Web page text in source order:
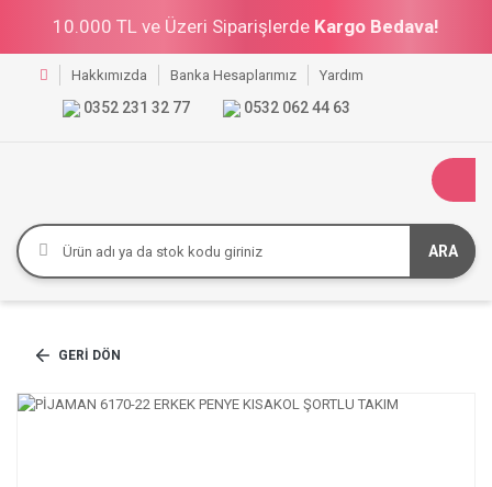
10.000 TL ve Üzeri Siparişlerde Kargo Bedava!
Hakkımızda Banka Hesaplarımız Yardım
0352 231 32 77 0532 062 44 63
ARA
GERI DÖN